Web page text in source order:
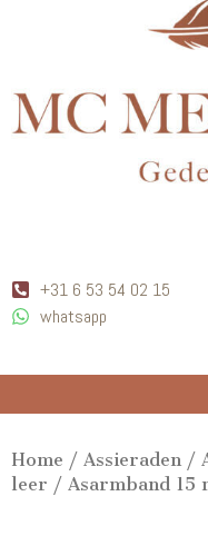
+31 6 53 54 02 15
whatsapp
Home / Assieraden /
leer / Asarmband 15